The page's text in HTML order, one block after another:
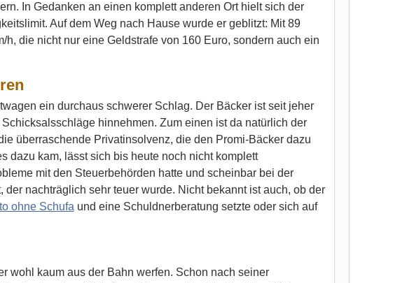
In Gedanken an einen komplett anderen Ort hielt sich der
Auf dem Weg nach Hause wurde er geblitzt: Mit 89
die nicht nur eine Geldstrafe von 160 Euro, sondern auch ein
ein durchaus schwerer Schlag. Der Bäcker ist seit jeher
hinnehmen. Zum einen ist da natürlich der
überraschende Privatinsolvenz, die den Promi-Bäcker dazu
dazu kam, lässt sich bis heute noch nicht komplett
mit den Steuerbehörden hatte und scheinbar bei der
nachträglich sehr teuer wurde. Nicht bekannt ist auch, ob der
ohne Schufaund eine Schuldnerberatung setzte oder sich auf
wohl kaum aus der Bahn werfen. Schon nach seiner